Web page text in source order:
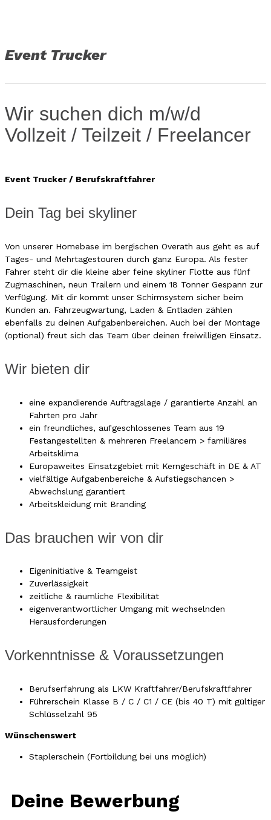
Event Trucker
Wir suchen dich m/w/d
Vollzeit / Teilzeit / Freelancer
Event Trucker / Berufskraftfahrer
Dein Tag bei skyliner
​Von unserer Homebase im bergischen Overath aus geht es auf
Tages- und Mehrtagestouren durch ganz Europa. Als fester
Fahrer steht dir die kleine aber feine skyliner Flotte aus fünf
Zugmaschinen, neun Trailern und einem 18 Tonner Gespann zur
Verfügung. Mit dir kommt unser Schirmsystem sicher beim
Kunden an. Fahrzeugwartung, Laden & Entladen zählen
ebenfalls zu deinen Aufgabenbereichen. Auch bei der Montage
(optional) freut sich das Team über deinen freiwilligen Einsatz.
Wir bieten dir
eine expandierende Auftragslage / garantierte Anzahl an
Fahrten pro Jahr
ein freundliches, aufgeschlossenes Team aus 19
Festangestellten & mehreren Freelancern > familiäres
Arbeitsklima
Europaweites Einsatzgebiet mit Kerngeschäft in DE & AT
vielfältige Aufgabenbereiche & Aufstiegschancen >
Abwechslung garantiert
Arbeitskleidung mit Branding
Das brauchen wir von dir
Eigeninitiative & Teamgeist
Zuverlässigkeit
zeitliche & räumliche Flexibilität
eigenverantwortlicher Umgang mit wechselnden
Herausforderungen
Vorkenntnisse & Voraussetzungen
Berufserfahrung als LKW Kraftfahrer/Berufskraftfahrer
Führerschein Klasse B / C / C1 / CE (bis 40 T) mit gültiger
Schlüsselzahl 95
Wünschenswert
Staplerschein (Fortbildung bei uns möglich)
Deine Bewerbung